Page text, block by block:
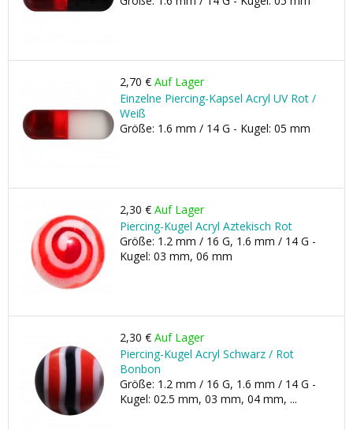
2,70 € Auf Lager
Einzelne Piercing-Kapsel Acryl UV Rot /
Weiß
Größe: 1.6 mm / 14 G - Kugel: 05 mm
2,30 € Auf Lager
Piercing-Kugel Acryl Aztekisch Rot
Größe: 1.2 mm / 16 G, 1.6 mm / 14 G -
Kugel: 03 mm, 06 mm
2,30 € Auf Lager
Piercing-Kugel Acryl Schwarz / Rot
Bonbon
Größe: 1.2 mm / 16 G, 1.6 mm / 14 G -
Kugel: 02.5 mm, 03 mm, 04 mm, ...